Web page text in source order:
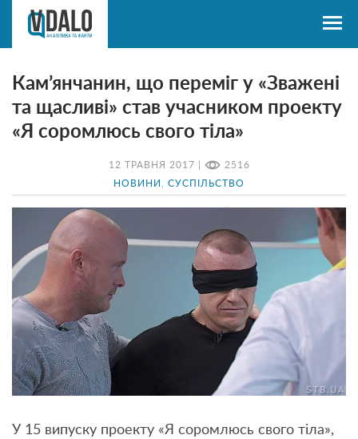
12 ТРАВНЯ 2017 | 2516
НОВИНИ СУСПІЛЬСТВО
Кам’янчанин, що переміг у «Зважені
та щасливі» став учасником проекту
«Я соромлюсь свого тіла»
У 15 випуску проекту «Я соромлюсь свого тіла»,